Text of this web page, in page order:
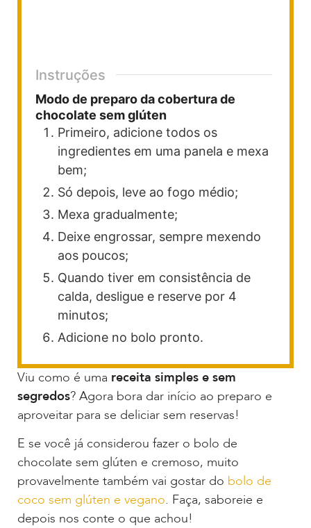
Instruções
Modo de preparo da cobertura de
chocolate sem glúten
Primeiro, adicione todos os
ingredientes em uma panela e mexa
bem;
Só depois, leve ao fogo médio;
Mexa gradualmente;
Deixe engrossar, sempre mexendo
aos poucos;
Quando tiver em consistência de
calda, desligue e reserve por 4
minutos;
Adicione no bolo pronto.
Viu como é uma receita simples e sem
segredos? Agora bora dar início ao preparo e
aproveitar para se deliciar sem reservas!
E se você já considerou fazer o bolo de
chocolate sem glúten e cremoso, muito
provavelmente também vai gostar do bolo de
coco sem glúten e vegano. Faça, saboreie e
depois nos conte o que achou!